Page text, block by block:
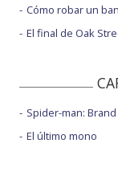
Cómo robar un
El final de Oak
Spider-man:
El último mono